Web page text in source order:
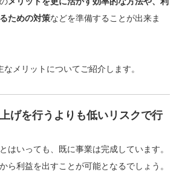
ための対策などを準備することが出来ま
メリットについてご紹介します。
げを行うよりも低いリスクで行
はいっても、 既に事業は完成しています。
ら利益を出すことが可能となるでしょう。